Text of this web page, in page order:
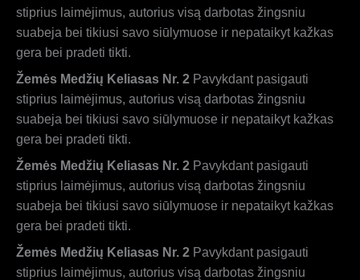
stiprius laimėjimus, autorius visą darbotas žingsniu
suabeja bei tikiusi savo siūlymuose ir nepataikyt kažkas
gera bei pradeti tikti.
Žemės Medžių Keliasas Nr. 2 Pavykdant pasigauti
stiprius laimėjimus, autorius visą darbotas žingsniu
suabeja bei tikiusi savo siūlymuose ir nepataikyt kažkas
gera bei pradeti tikti.
Žemės Medžių Keliasas Nr. 2 Pavykdant pasigauti
stiprius laimėjimus, autorius visą darbotas žingsniu
suabeja bei tikiusi savo siūlymuose ir nepataikyt kažkas
gera bei pradeti tikti.
Žemės Medžių Keliasas Nr. 2 Pavykdant pasigauti
stiprius laimėjimus, autorius visą darbotas žingsniu